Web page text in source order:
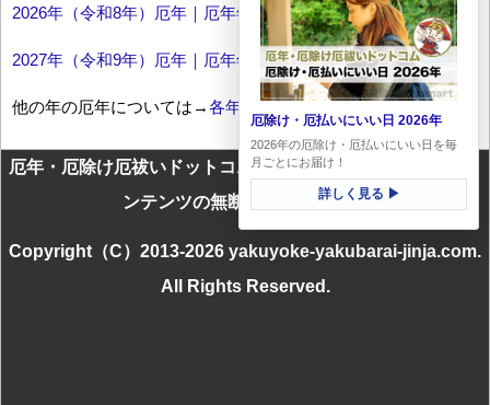
2026年（令和8年）厄年｜厄年年齢早見表
2027年（令和9年）厄年｜厄年年齢早見表
他の年の厄年については→各年厄年一覧
厄年・厄除け厄祓いドットコムに掲載のテキスト・画像等コ
ンテンツの無断転載を禁じます
Copyright（C）2013-2026 yakuyoke-yakubarai-jinja.com.
All Rights Reserved.
厄除け・厄払いにいい日 2026年
2026年の厄除け・厄払いにいい日を毎
月ごとにお届け！
詳しく見る ▶